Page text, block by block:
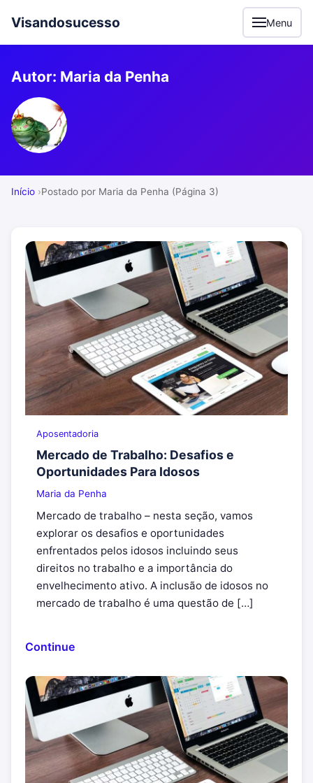
Visandosucesso Menu
Autor: Maria da Penha
Início Postado por Maria da Penha (Página 3)
Aposentadoria
Mercado de Trabalho: Desafios e
Oportunidades Para Idosos
Maria da Penha
Mercado de trabalho – nesta seção, vamos
explorar os desafios e oportunidades
enfrentados pelos idosos incluindo seus
direitos no trabalho e a importância do
envelhecimento ativo. A inclusão de idosos no
mercado de trabalho é uma questão de […]
Continue